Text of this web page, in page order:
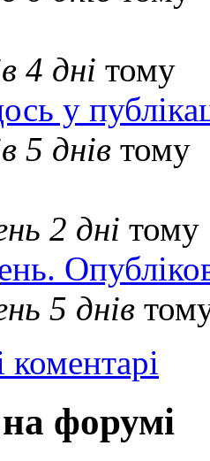
4 дні тому
у
5 днів тому
2 дні тому
5 днів
коментарі
форумі